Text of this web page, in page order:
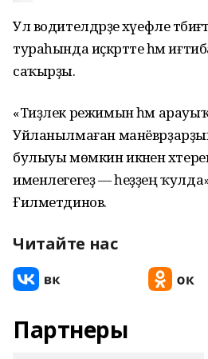
Ул водителдәрҙе хәүефле
тураһында иҫкәртте һәм
саҡырҙы.
«Тиҙлек режимын һәм
Уйланылмаған манёврҙарҙың
булыуы мөмкин икәнен
именлегегеҙ — һеҙҙең
Ғилметдинов.
Читайте нас
Партнеры